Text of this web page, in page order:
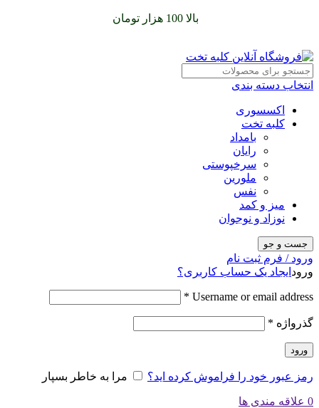
بالا 100 هزار تومان
انتخاب دسته بندی
اکسسوری
کلبه تخت
بامداد
رایان
سرخپوستی
ملورین
نفس
میز و کمد
نوزاد و نوجوان
جست و جو
ورود / فرم ثبت نام
ورود ایجاد یک حساب کاربری؟
Username or email address
*
گذرواژه *
ورود
رمز عبور خود را فراموش کرده اید؟ مرا به خاطر بسپار
0 علاقه مندی ها